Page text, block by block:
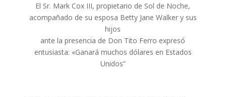
El Sr. Mark Cox III, propietario de Sol de Noche,
acompañado de su esposa Betty Jane Walker y sus
hijos
ante la presencia de Don Tito Ferro expresó
entusiasta: «Ganará muchos dólares en Estados
Unidos”